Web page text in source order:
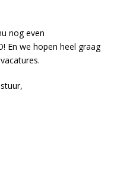
nog even
En we hopen heel graag